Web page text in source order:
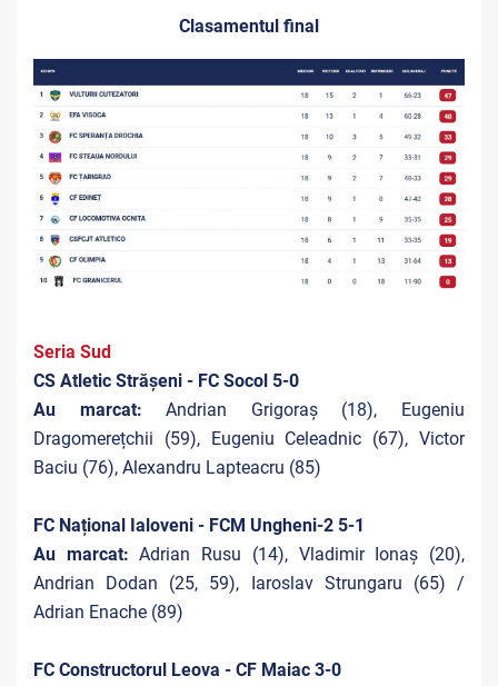
Clasamentul final
Seria Sud
CS Atletic Strășeni - FC Socol 5-0
Au marcat:Andrian Grigoraș (18), Eugeniu
Dragomerețchii (59), Eugeniu Celeadnic (67), Victor
Baciu (76), Alexandru Lapteacru (85)
FC Național Ialoveni - FCM Ungheni-2 5-1
Au marcat:Adrian Rusu (14), Vladimir Ionaș (20),
Andrian Dodan (25, 59), Iaroslav Strungaru (65) /
Adrian Enache (89)
FC Constructorul Leova - CF Maiac 3-0